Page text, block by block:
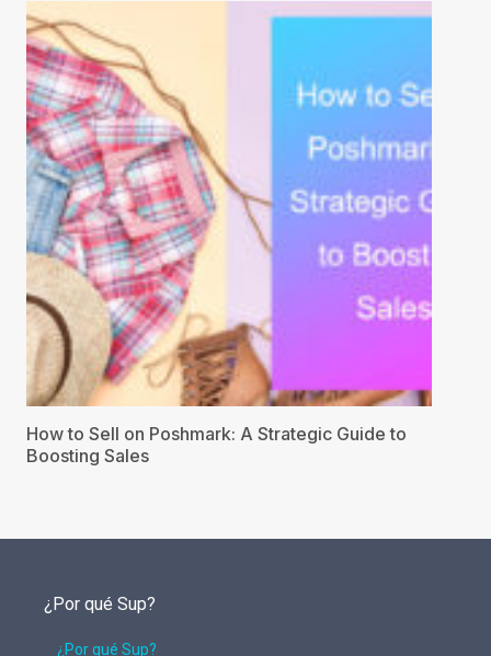
How to Sell on Poshmark: A Strategic Guide to
Boosting Sales
¿Por qué Sup?
¿Por qué Sup?